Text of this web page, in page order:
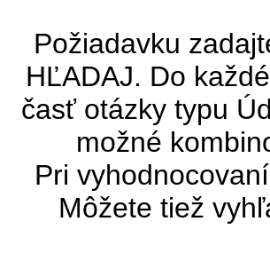
Požiadavku
HĽADAJ. Do
časť otázky typu
možné
Pri
Môžete tiež